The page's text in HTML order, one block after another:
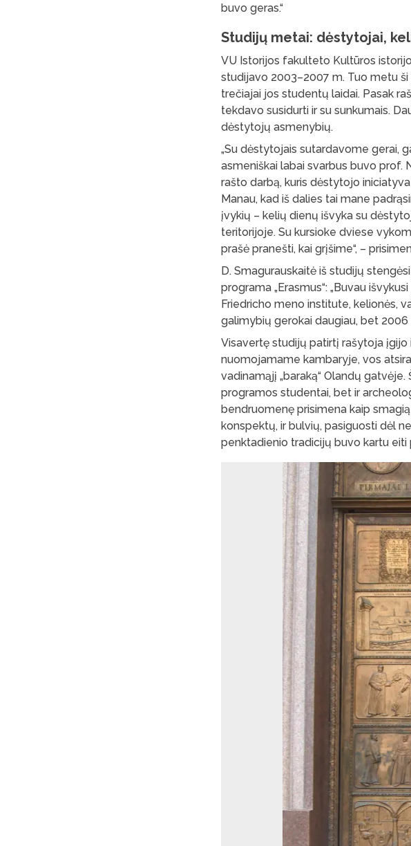
buvo geras.“
Studijų metai: dėstytojai,
VU Istorijos fakulteto Kultūros
studijavo 2003–2007 m. Tuo metu
trečiajai jos studentų laidai. Pasak
tekdavo susidurti ir su sunkumais.
dėstytojų asmenybių.
„Su dėstytojais sutardavome gerai,
asmeniškai labai svarbus buvo prof.
rašto darbą, kuris dėstytojo
Manau, kad iš dalies tai mane
įvykių – kelių dienų išvyka su
teritorijoje. Su kursioke dviese
prašė pranešti, kai grįšime“, –
D. Smagurauskaitė iš studijų
programa „Erasmus“: „Buvau
Friedricho meno institute, kelionės,
galimybių gerokai daugiau, bet 2006
Visavertę studijų patirtį rašytoja
nuomojamame kambaryje, vos
vadinamąjį „baraką“ Olandų
programos studentai, bet ir
bendruomenę prisimena kaip
konspektų, ir bulvių, pasiguosti dėl
penktadienio tradicijų buvo kartu eiti